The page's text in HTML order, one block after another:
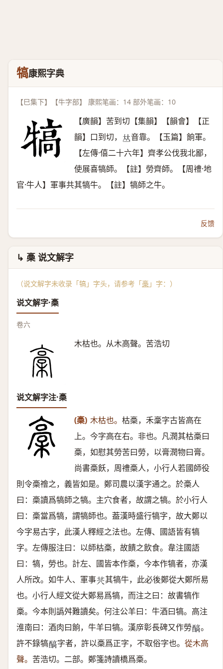
犒康熙字典
【巳集下】【牛字部】 康熙笔画：14 部外笔画：10
【廣韻】苦到切【集韻】【韻會】【正
韻】口到切， 𠀤音靠。【玉篇】餉軍。
【左傳·僖二十六年】齊孝公伐我北鄙，
使展喜犒師。【註】勞齊師。【周禮·地
官·牛人】軍事共其犒牛。【註】犒師之牛。
反馈
↳ 槀 说文解字
（说文解字未收录「犒」字头，请参考「槀 」字：）
说文解字·槀
卷六
木枯也。从木高聲。苦浩切
说文解字注·槀
(槀) 木枯也。 枯槀，禾稾字古皆高在
上。今字高在右。非也。凡潤其枯槀曰
槀，如慰其勞苦曰勞，以膏潤物曰膏。
尚書槀飫，周禮槀人，小行人若國師役
則令槀禬之，義皆如是。鄭司農以漢字通之。於槀人
曰：槀讀爲犒師之犒。主穴食者，故謂之犒。於小行人
曰：槀當爲犒，謂犒師也。葢漢時盛行犒字，故大鄭以
今字易古字，此漢人釋經之法也。左傳、國語皆有犒
字。左傳服注曰：以師枯槀，故饋之飲食。韋注國語
曰：犒，勞也。計左、國皆本作槀，今本作犒者，亦漢
人所改。如牛人、軍事𠔏 其犒牛，此必後鄭從大鄭所易
也。小行人經文從大鄭易爲犒，而注之曰：故書犒作
槀。今本則譌舛難讀矣。何注公羊曰：牛酒曰犒。高注
淮南曰：酒肉曰餉，牛羊曰犒。漢㡿彰長碑又作勞𨢓 。
許不錄犒𨢓 字者，許以槀爲正字，不取俗字也。 從木高
聲。 苦浩切。二部。鄭箋詩讀橋爲槀。